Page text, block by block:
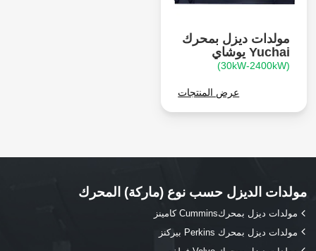
مولدات ديزل بمحرك
Yuchai يوشاي
(30kW-2400kW)
عرض المنتجات
مولدات الديزل حسب نوع (ماركة) المحرك
مولدات ديزل بمحركCummins كامينز
مولدات ديزل بمحرك Perkins بيركنز